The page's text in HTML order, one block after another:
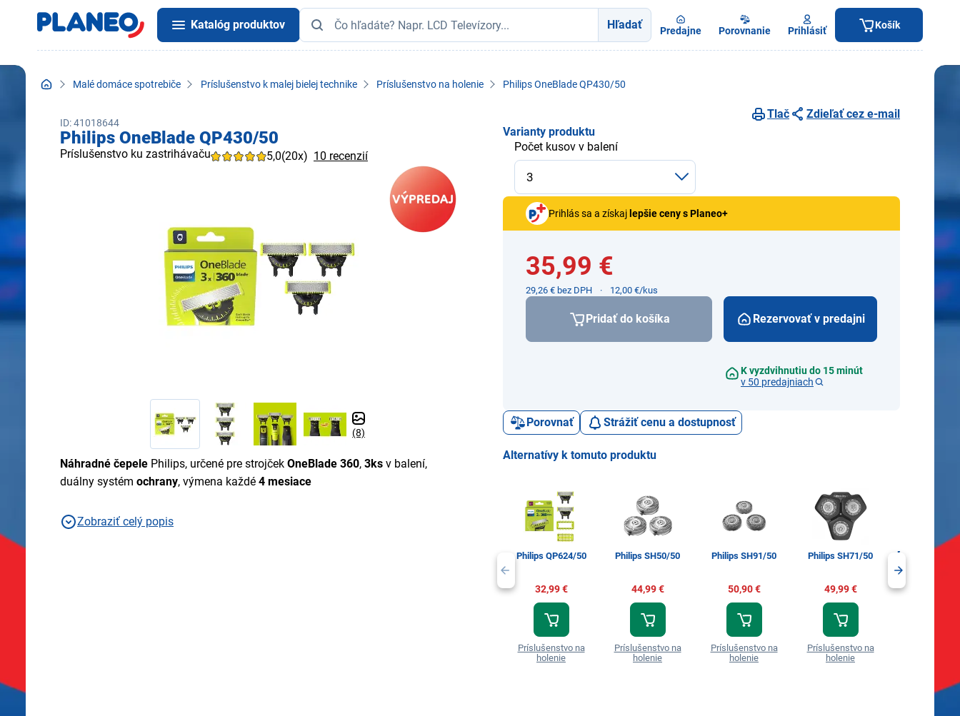
Katalóg produktov Hľadať Predajne Porovnanie Prihlásiť Košík
Malé domáce spotrebiče Príslušenstvo k malej bielej technike Príslušenstvo na holenie Philips OneBlade QP430/50
ID: 41018644
Philips OneBlade QP430/50
Príslušenstvo ku zastrihávaču 5,0(20x) 10 recenzií
(8)
Náhradné čepele Philips, určené pre strojček OneBlade 360, 3ks v balení,
duálny systém ochrany, výmena každé 4 mesiace
Zobraziť celý popis
Tlač
Zdieľať cez e-mail
Varianty produktu
Počet kusov v balení
Prihlás sa a získaj lepšie ceny s Planeo+
35,99 €
29,26 € bez DPH 12,00 €/kus
Pridať do košíka Rezervovať v predajni
K vyzdvihnutiu do 15 minút
v 50 predajniach
Porovnať Strážiť cenu a dostupnosť
Alternatívy k tomuto produktu
Philips QP624/50
32,99 €
Príslušenstvo na
holenie
Philips SH50/50
44,99 €
Príslušenstvo na
holenie
Philips SH91/50
50,90 €
Príslušenstvo na
holenie
Philips SH71/50
49,99 €
Príslušenstvo na
holenie
Braun 96M